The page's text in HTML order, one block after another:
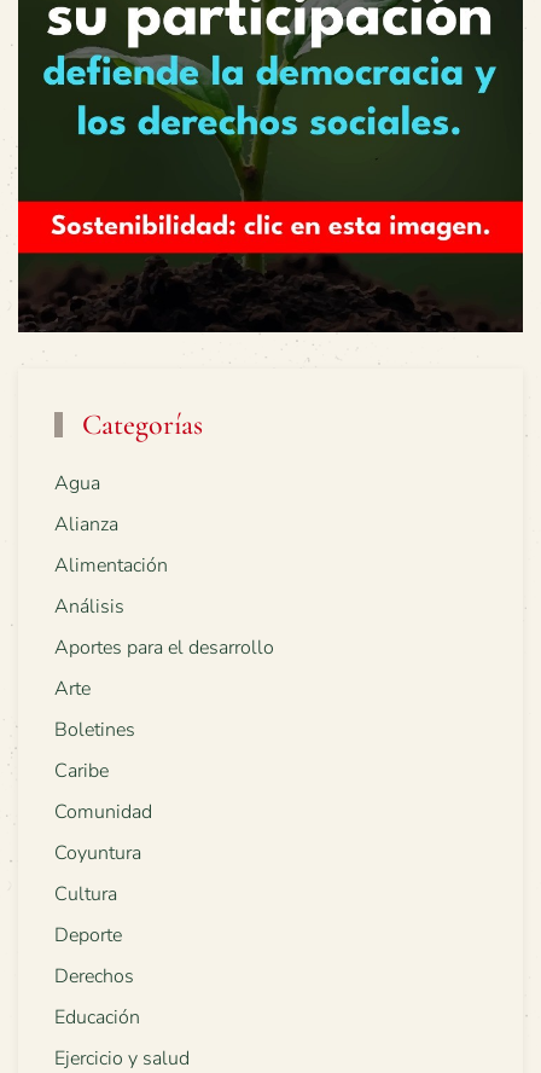
Categorías
Agua
Alianza
Alimentación
Análisis
Aportes para el desarrollo
Arte
Boletines
Caribe
Comunidad
Coyuntura
Cultura
Deporte
Derechos
Educación
Ejercicio y salud